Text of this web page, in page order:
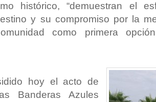
histórico, “demuestran el
y su compromiso por la
como primera
hoy el acto de
Banderas Azules